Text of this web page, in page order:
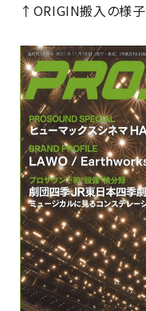
↑ORIGIN搬入の様子